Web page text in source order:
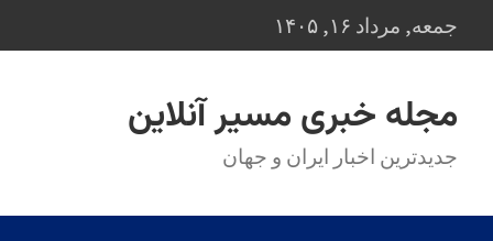
to
جمعه, مرداد ۱۶, ۱۴۰۵
مجله خبری مسیر آنلاین
جدیدترین اخبار ایران و جهان